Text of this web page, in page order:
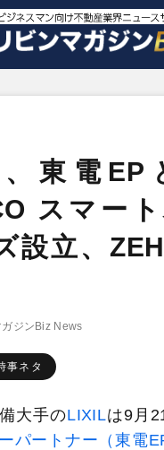
、東電EP
スマー
設立、
ガジンBiz News
事ネタ
大手のLIXILは9月
パートナー（東電